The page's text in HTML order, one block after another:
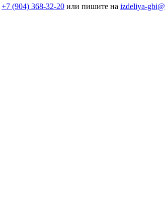
+7 (904) 368-32-20 или пишите на izdeliya-